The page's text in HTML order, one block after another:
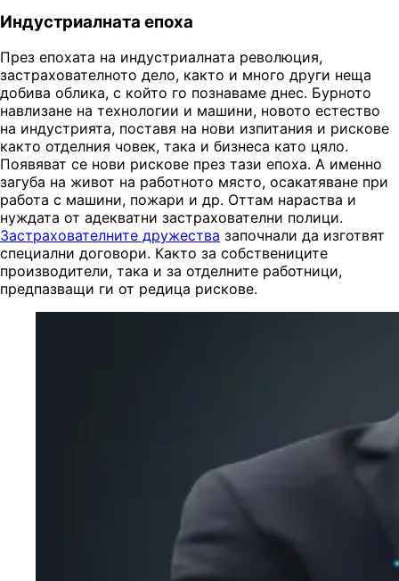
Индустриалната епоха
През епохата на индустриалната революция,
застрахователното дело, както и много други неща
добива облика, с който го познаваме днес. Бурното
навлизане на технологии и машини, новото естество
на индустрията, поставя на нови изпитания и рискове
както отделния човек, така и бизнеса като цяло.
Появяват се нови рискове през тази епоха. А именно
загуба на живот на работното място, осакатяване при
работа с машини, пожари и др. Оттам нараства и
нуждата от адекватни застрахователни полици.
Застрахователните дружества започнали да изготвят
специални договори. Както за собствениците
производители, така и за отделните работници,
предпазващи ги от редица рискове.